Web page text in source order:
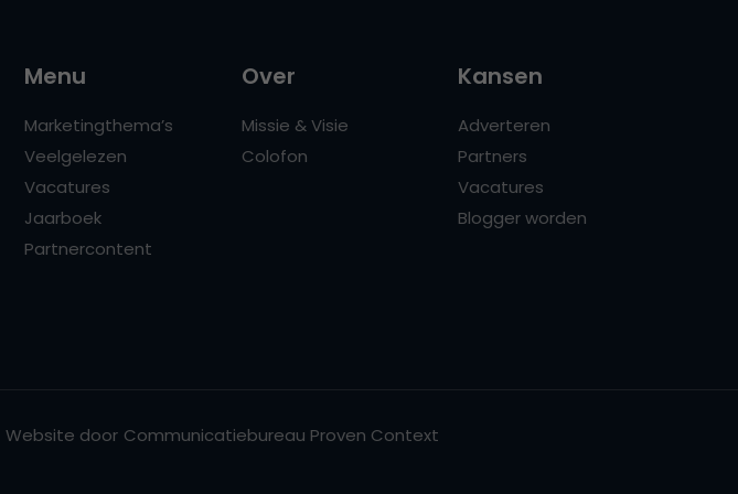
Menu
Marketingthema’s
Veelgelezen
Vacatures
Jaarboek
Partnercontent
Over
Missie & Visie
Colofon
Kansen
Adverteren
Partners
Vacatures
Blogger worden
Website door Communicatiebureau Proven Context